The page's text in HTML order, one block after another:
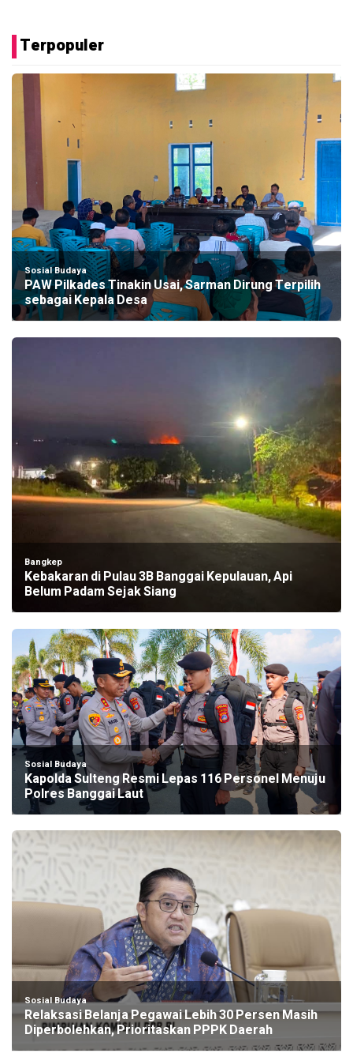
Terpopuler
Sosial Budaya
PAW Pilkades Tinakin Usai, Sarman Dirung Terpilih
sebagai Kepala Desa
Bangkep
Kebakaran di Pulau 3B Banggai Kepulauan, Api
Belum Padam Sejak Siang
Sosial Budaya
Kapolda Sulteng Resmi Lepas 116 Personel Menuju
Polres Banggai Laut
Sosial Budaya
Relaksasi Belanja Pegawai Lebih 30 Persen Masih
Diperbolehkan, Prioritaskan PPPK Daerah